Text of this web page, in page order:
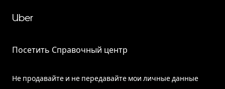
Uber
Посетить Справочный центр
Не продавайте и не передавайте мои личные данные